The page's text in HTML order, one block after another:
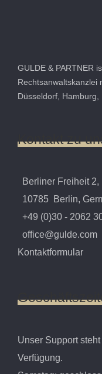
GULDE & PARTNER
Rechtsanwaltskanzlei
Düsseldorf, Hamburg,
Kontakt zu
Berliner Freiheit 2,
10785 Berlin,
+49 (0)30 - 2062
office@gulde.com
Kontaktformular
Unser Support
Verfügung.